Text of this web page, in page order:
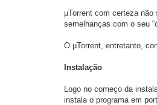
µTorrent com certeza
semelhanças com o seu
O µTorrent, entretanto,
Instalação
Logo no começo da
instala o programa em